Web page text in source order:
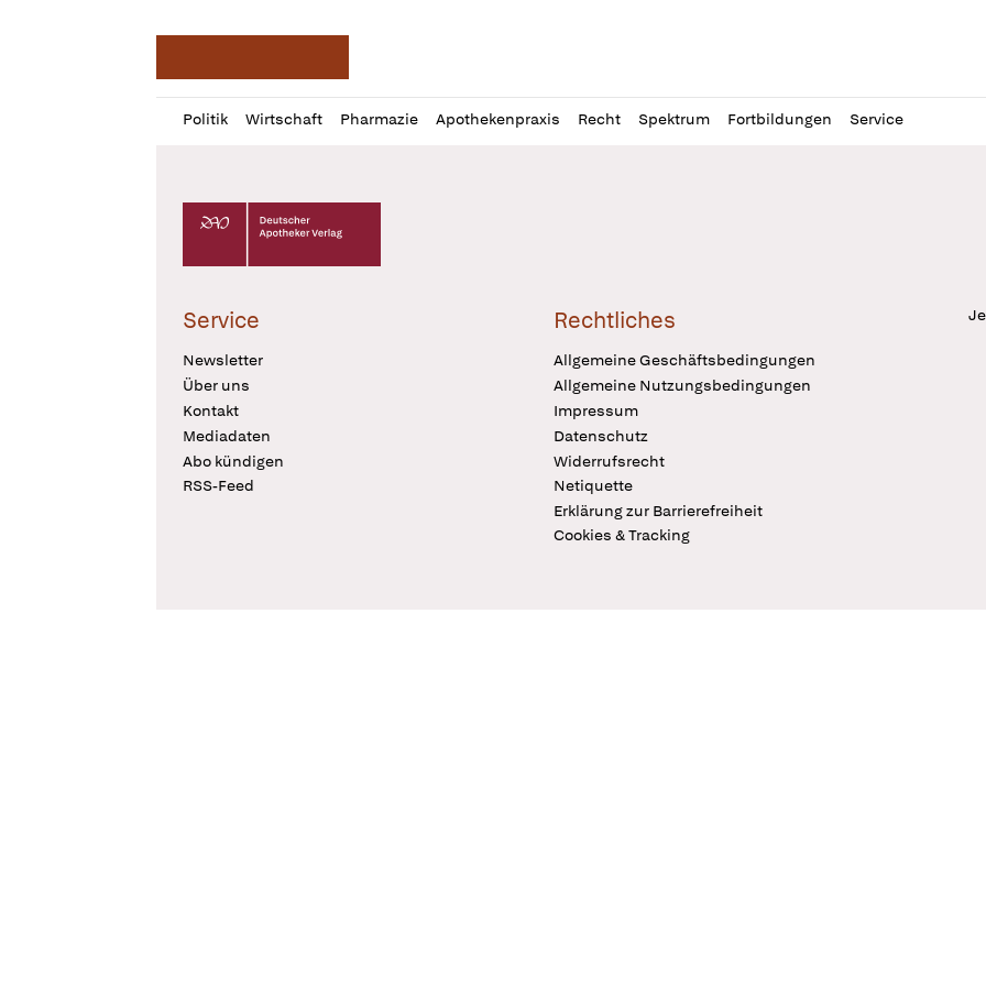
Politik Wirtschaft Pharmazie Apothekenpraxis Recht Spektrum Fortbildungen Service
Profil
öffnen
Daz
Pur
Deutscher Apotheker Verlag Logo
Service
Newsletter
Über uns
Kontakt
Mediadaten
Abo kündigen
RSS-Feed
Rechtliches
Allgemeine Geschäftsbedingungen
Allgemeine Nutzungsbedingungen
Impressum
Datenschutz
Widerrufsrecht
Netiquette
Erklärung zur Barrierefreiheit
Cookies & Tracking